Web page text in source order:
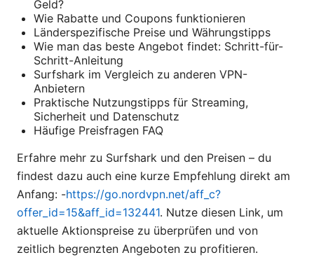
Geld?
Wie Rabatte und Coupons funktionieren
Länderspezifische Preise und Währungstipps
Wie man das beste Angebot findet: Schritt-für-
Schritt-Anleitung
Surfshark im Vergleich zu anderen VPN-
Anbietern
Praktische Nutzungstipps für Streaming,
Sicherheit und Datenschutz
Häufige Preisfragen FAQ
Erfahre mehr zu Surfshark und den Preisen – du
findest dazu auch eine kurze Empfehlung direkt am
Anfang: -https://go.nordvpn.net/aff_c?
offer_id=15&aff_id=132441. Nutze diesen Link, um
aktuelle Aktionspreise zu überprüfen und von
zeitlich begrenzten Angeboten zu profitieren.